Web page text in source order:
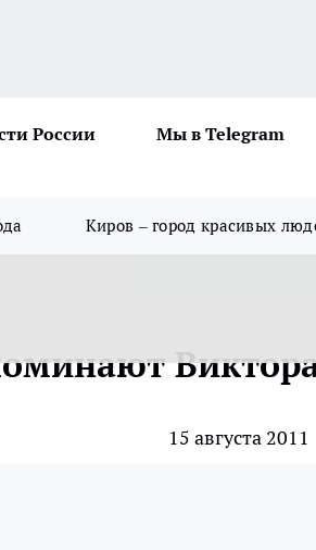
России Мы в Telegram
Киров – город красивых
15 августа 2011